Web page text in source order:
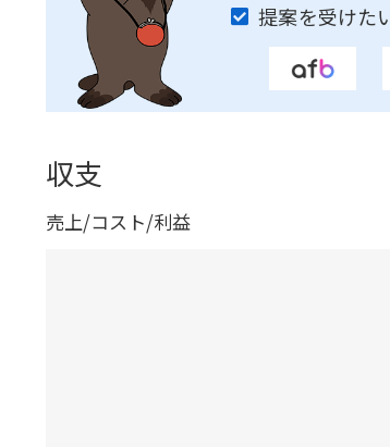
提案を受けた
収支
売上/コスト/利益